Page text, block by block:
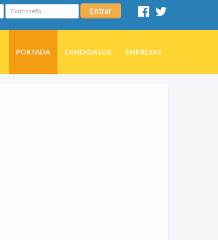
Contraseña Entrar
Facebook
PORTADA CANDIDATOS EMPRESAS